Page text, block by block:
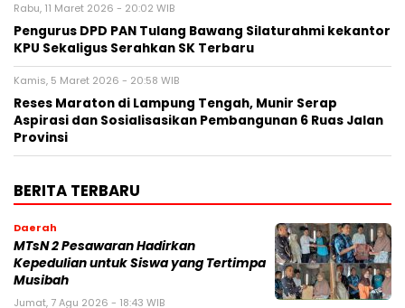
Rabu, 11 Maret 2026 - 20:02 WIB
Pengurus DPD PAN Tulang Bawang Silaturahmi kekantor
KPU Sekaligus Serahkan SK Terbaru
Kamis, 5 Maret 2026 - 20:58 WIB
Reses Maraton di Lampung Tengah, Munir Serap
Aspirasi dan Sosialisasikan Pembangunan 6 Ruas Jalan
Provinsi
BERITA TERBARU
Daerah
MTsN 2 Pesawaran Hadirkan
Kepedulian untuk Siswa yang Tertimpa
Musibah
Jumat, 7 Agu 2026 - 18:43 WIB